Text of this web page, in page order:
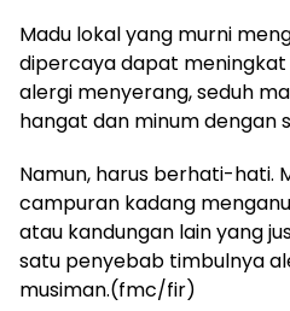
Madu lokal yang murni
dipercaya dapat meningkat
alergi menyerang, seduh
hangat dan minum dengan
Namun, harus berhati-hati.
campuran kadang
atau kandungan lain yang
satu penyebab timbulnya
musiman.(fmc/fir)